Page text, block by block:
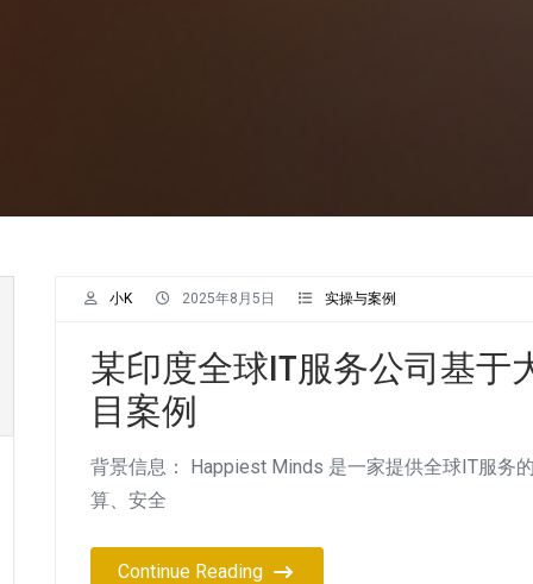
小K 2025年8月5日 实操与案例
某印度全球IT服务公司基于
目案例
背景信息： Happiest Minds 是一家提供全球IT服务
算、安全
Continue Reading